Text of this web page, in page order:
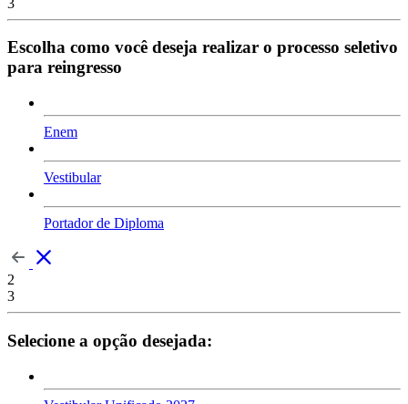
Escolha como você deseja realizar o processo seletivo
para reingresso
Enem
Vestibular
Portador de Diploma
2
3
Selecione a opção desejada: